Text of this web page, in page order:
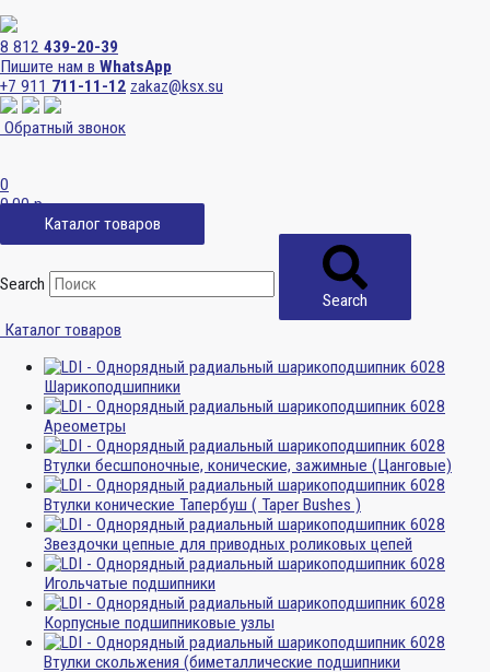
8 812 439-20-39
Пишите нам в WhatsApp
+7 911 711-11-12 zakaz@ksx.su
Обратный звонок
0
0,00р.
Каталог товаров
Search
Search
Каталог товаров
Шарикоподшипники
Ареометры
Втулки бесшпоночные, конические, зажимные (Цанговые)
Втулки конические Тапербуш ( Taper Bushes )
Звездочки цепные для приводных роликовых цепей
Игольчатые подшипники
Корпусные подшипниковые узлы
Втулки скольжения (биметаллические подшипники